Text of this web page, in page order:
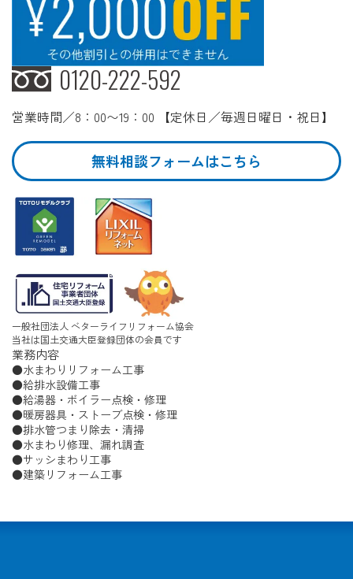
0120-222-592
営業時間／8：00〜19：00 【定休日／毎週日曜日・祝日】
無料相談フォームはこちら
一般社団法人 ベターライフリフォーム協会
当社は国土交通大臣登録団体の会員です
業務内容
水まわりリフォーム工事
給排水設備工事
給湯器・ボイラー点検・修理
暖房器具・ストーブ点検・修理
排水管つまり除去・清掃
水まわり修理、漏れ調査
サッシまわり工事
建築リフォーム工事